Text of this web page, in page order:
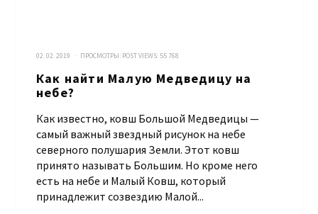
02. 02. 2019 · ПРОСМОТРЫ: POST VIEWS: 55 768
Как найти Малую Медведицу на
небе?
Как известно, ковш Большой Медведицы —
самый важный звездный рисунок на небе
северного полушария Земли. Этот ковш
принято называть Большим. Но кроме него
есть на небе и Малый Ковш, который
принадлежит созвездию Малой...